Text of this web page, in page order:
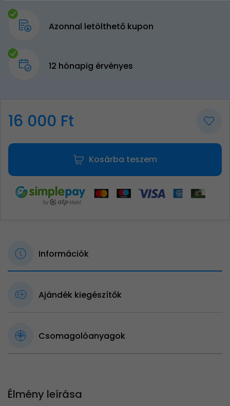
Azonnal letölthető kupon
12 hónapig érvényes
16 000 Ft
Kosárba teszem
Információk
Ajándék kiegészítők
Csomagolóanyagok
Élmény leírása